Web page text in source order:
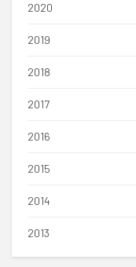
2020
2019
2018
2017
2016
2015
2014
2013